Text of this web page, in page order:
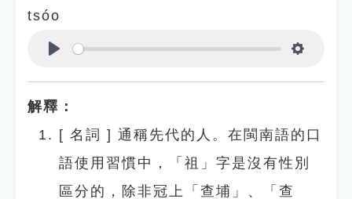
tsóo
解釋：
[ 名詞 ] 通稱先代的人。在閩南語的口
語使用習慣中，「祖」字是沒有性別
區分的，除非冠上「查埔」、「查